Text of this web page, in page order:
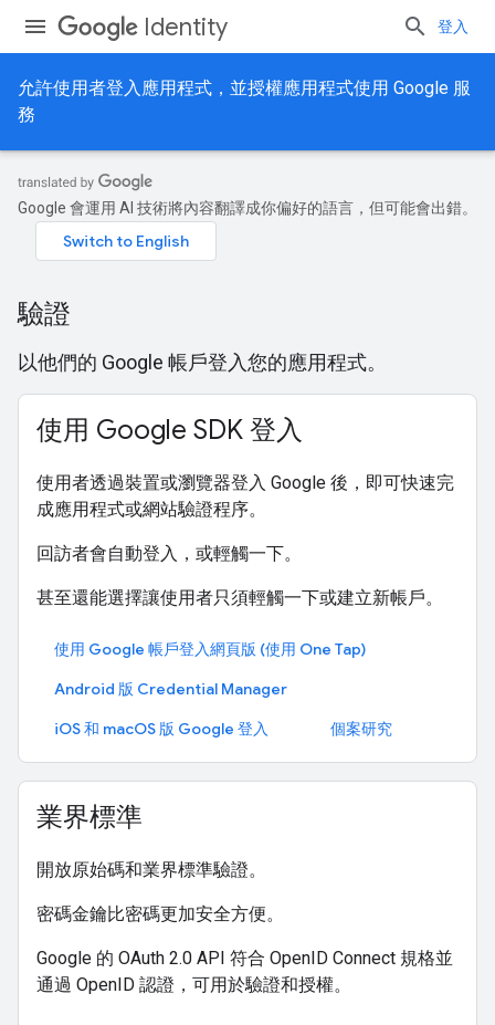
Identity 登入
允許使用者登入應用程式，並授權應用程式使用 Google 服
務
Google 會運用 AI 技術將內容翻譯成你偏好的語言，但可能會出錯。
驗證
以他們的 Google 帳戶登入您的應用程式。
使用 Google SDK 登入
使用者透過裝置或瀏覽器登入 Google 後，即可快速完
成應用程式或網站驗證程序。
回訪者會自動登入，或輕觸一下。
甚至還能選擇讓使用者只須輕觸一下或建立新帳戶。
使用 Google 帳戶登入網頁版 (使用 One Tap)
Android 版 Credential Manager
iOS 和 macOS 版 Google 登入
個案研究
業界標準
開放原始碼和業界標準驗證。
密碼金鑰比密碼更加安全方便。
Google 的 OAuth 2.0 API 符合 OpenID Connect 規格並
通過 OpenID 認證，可用於驗證和授權。